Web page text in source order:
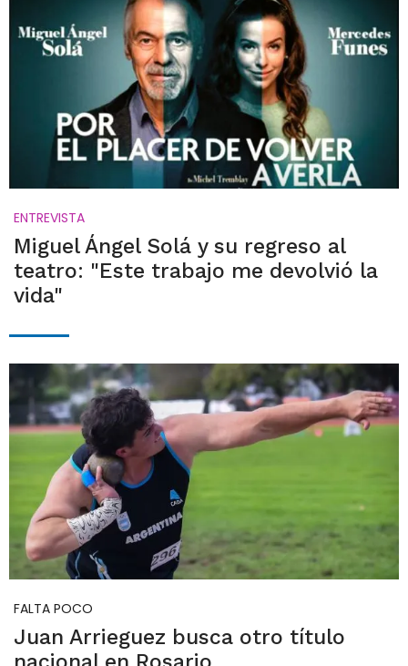
ENTREVISTA
Miguel Ángel Solá y su regreso al
teatro: "Este trabajo me devolvió la
vida"
FALTA POCO
Juan Arrieguez busca otro título